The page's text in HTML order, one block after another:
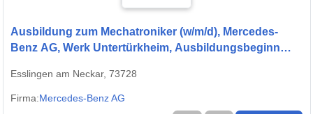
Ausbildung zum Mechatroniker (w/m/d), Mercedes-
Benz AG, Werk Untertürkheim, Ausbildungsbeginn
Esslingen am Neckar, 73728
Firma:Mercedes-Benz AG